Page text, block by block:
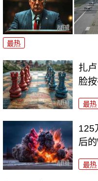
最热
扎
脸
最热
125
后
最热